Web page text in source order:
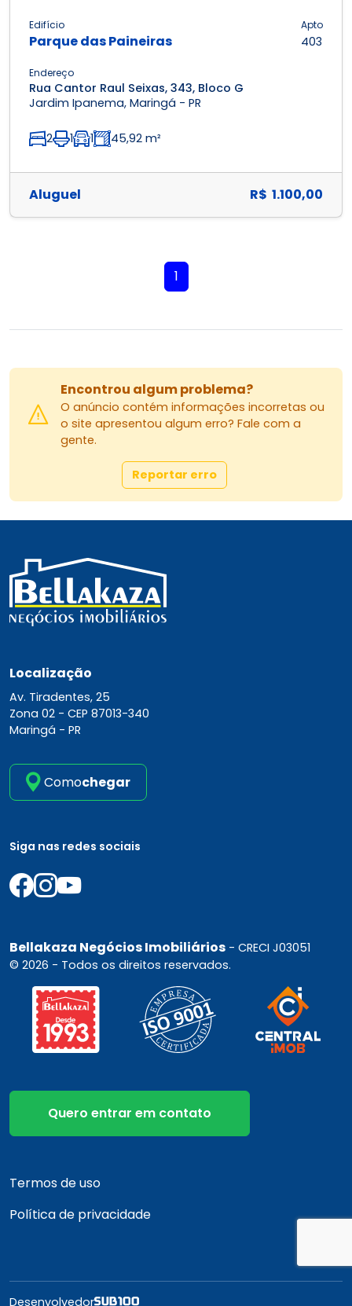
Edifício
Parque das Paineiras
Apto
403
Endereço
Rua Cantor Raul Seixas, 343, Bloco G
Jardim Ipanema, Maringá - PR
2 1 1 45,92 m²
Aluguel R$ 1.100,00
1
Encontrou algum problema?
O anúncio contém informações incorretas ou
o site apresentou algum erro? Fale com a
gente.
Reportar erro
Localização
Av. Tiradentes, 25
Zona 02 - CEP 87013-340
Maringá - PR
Comochegar
Siga nas redes sociais
Bellakaza Negócios Imobiliários - CRECI J03051
© 2026 - Todos os direitos reservados.
Quero entrar em contato
Termos de uso
Política de privacidade
Desenvolvedor